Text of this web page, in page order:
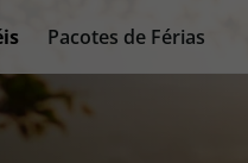
Pacotes de Férias
TopViagens